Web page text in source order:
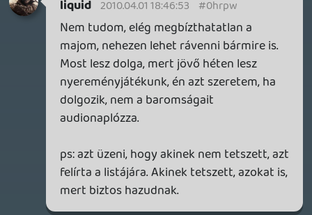
2010.04.01 17:40:05
rolmanus 2010.04.01 17:40:05
Én vagyok az egyetlen, aki örülne neki, ha
ebből sorozat lenne? 😃
2010.04.01 17:36:07
rolmanus 2010.04.01 17:35:14 #0hrpm
Hát te itt? 😃